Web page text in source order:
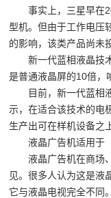
事实上，三星早在
型机。但由于工作电压
的影响，该类产品尚未
新一代蓝相液晶技
是普通液晶屏的10倍，
目前，新一代蓝相
示，在适合该技术的电
生产出可在样机设备之
液晶广告机适用于
液晶广告机在商场
见。很多人认为这是液
它与液晶电视完全不同